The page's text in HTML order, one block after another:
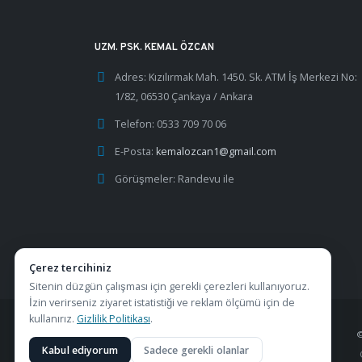
UZM. PSK. KEMAL ÖZCAN
Adres: Kızılırmak Mah. 1450. Sk. ATM İş Merkezi No:
1/82, 06530 Çankaya / Ankara
Telefon: 0533 709 70 06
E-Posta: kemalozcan1@gmail.com
Görüşmeler: Randevu ile
Çerez tercihiniz
Sitenin düzgün çalışması için gerekli çerezleri kullanıyoruz.
İzin verirseniz ziyaret istatistiği ve reklam ölçümü için de
kullanırız. Gizlilik Politikası.
Kabul ediyorum Sadece gerekli olanlar